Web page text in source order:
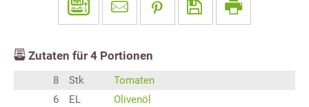
Zutaten für 4 Portionen
8 Stk
Tomaten
6
EL
Olivenöl